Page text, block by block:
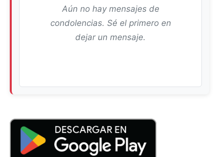
Aún no hay mensajes de
condolencias. Sé el primero en
dejar un mensaje.